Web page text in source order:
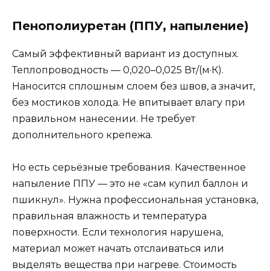
Пенополиуретан (ППУ, напыление)
Самый эффективный вариант из доступных.
Теплопроводность — 0,020–0,025 Вт/(м·К).
Наносится сплошным слоем без швов, а значит,
без мостиков холода. Не впитывает влагу при
правильном нанесении. Не требует
дополнительного крепежа.
Но есть серьёзные требования. Качественное
напыление ППУ — это не «сам купил баллон и
пшикнул». Нужна профессиональная установка,
правильная влажность и температура
поверхности. Если технология нарушена,
материал может начать отслаиваться или
выделять вещества при нагреве. Стоимость